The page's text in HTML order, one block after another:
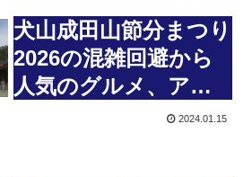
犬山成田山節分まつり
2026の混雑回避から
人気のグルメ、アク
セス・駐車場・宿泊情
2024.01.15